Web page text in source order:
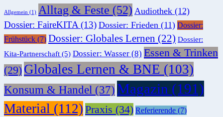
Allgemein (1) Alltag & Feste (52) Audiothek (12)
Dossier: FaireKITA (13) Dossier: Frieden (11) Dossier:
Frühstück (7) Dossier: Globales Lernen (22) Dossier:
Kita-Partnerschaft (5) Dossier: Wasser (8) Essen & Trinken
(29) Globales Lernen & BNE (103)
Konsum & Handel (37) Magazin (191)
Material (112) Praxis (34) Referierende (7)